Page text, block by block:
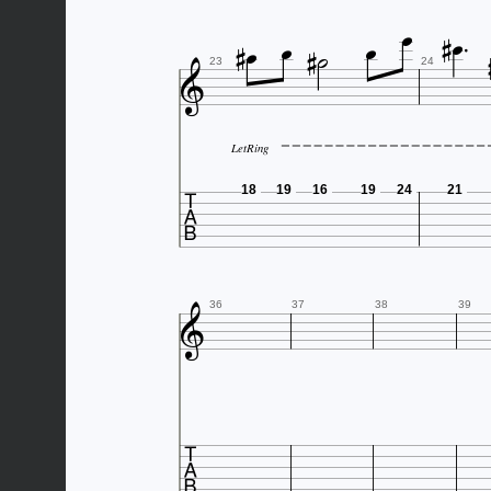
 23   24 
LetRing
 18 19 16 19 24 21
 36 37 38 39